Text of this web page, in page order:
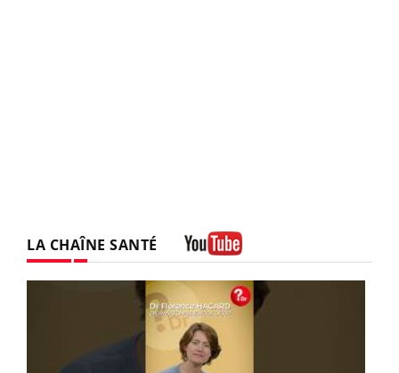
LA CHAÎNE SANTÉ